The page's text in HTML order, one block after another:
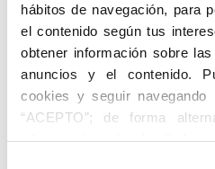
hábitos de navegación, para
el contenido según tus
obtener información sobre
anuncios y el contenido.
cookies y seguir
“ACEPTO”; de forma
información más detallada
en numerosas facetas de la vida
Se ruega confirmación de